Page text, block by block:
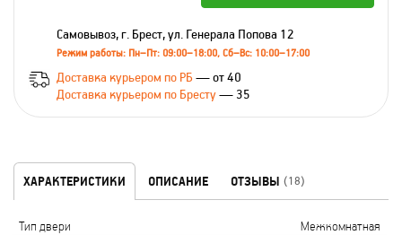
Самовывоз, г. Брест, ул. Генерала Попова 12
Режим работы: Пн–Пт: 09:00–18:00, Сб–Вс: 10:00–17:00
Доставка курьером по РБ — от 40
Доставка курьером по Бресту— 35
ХАРАКТЕРИСТИКИ ОПИСАНИЕ ОТЗЫВЫ (18)
Тип двери
Межкомнатная